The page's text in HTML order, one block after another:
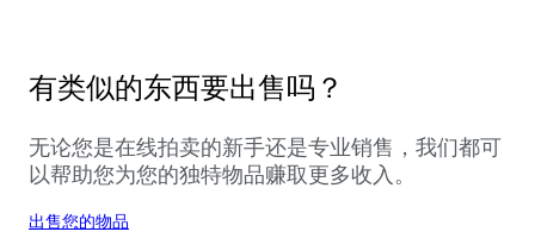
有类似的东西要出售吗？
无论您是在线拍卖的新手还是专业销售，我们都可
以帮助您为您的独特物品赚取更多收入。
出售您的物品